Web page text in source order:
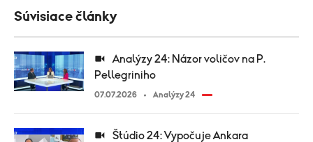
Súvisiace články
Pellegriniho
07.07.2026 Analýzy 24